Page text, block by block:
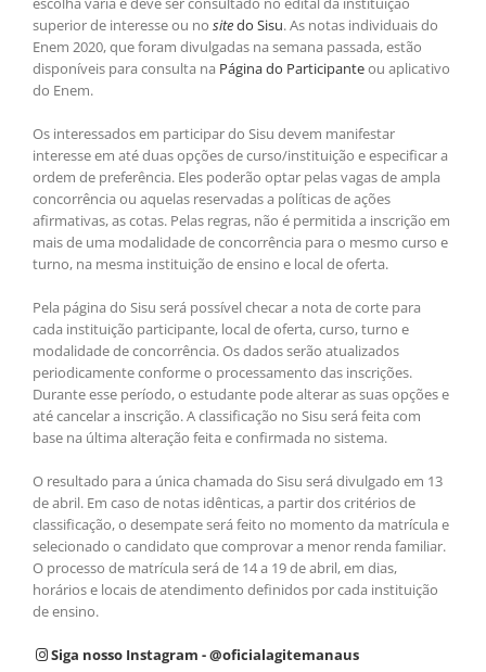
superior de interesse ou no sitedo Sisu. As notas individuais do
Enem 2020, que foram divulgadas na semana passada, estão
disponíveis para consulta na Página do Participanteou aplicativo
do Enem.
Os interessados em participar do Sisu devem manifestar
interesse em até duas opções de curso/instituição e especificar a
ordem de preferência. Eles poderão optar pelas vagas de ampla
concorrência ou aquelas reservadas a políticas de ações
afirmativas, as cotas. Pelas regras, não é permitida a inscrição em
mais de uma modalidade de concorrência para o mesmo curso e
turno, na mesma instituição de ensino e local de oferta.
Pela página do Sisu será possível checar a nota de corte para
cada instituição participante, local de oferta, curso, turno e
modalidade de concorrência. Os dados serão atualizados
periodicamente conforme o processamento das inscrições.
Durante esse período, o estudante pode alterar as suas opções e
até cancelar a inscrição. A classificação no Sisu será feita com
base na última alteração feita e confirmada no sistema.
O resultado para a única chamada do Sisu será divulgado em 13
de abril. Em caso de notas idênticas, a partir dos critérios de
classificação, o desempate será feito no momento da matrícula e
selecionado o candidato que comprovar a menor renda familiar.
O processo de matrícula será de 14 a 19 de abril, em dias,
horários e locais de atendimento definidos por cada instituição
de ensino.
Siga nosso Instagram - @oficialagitemanaus